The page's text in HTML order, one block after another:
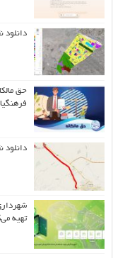
دانلود نقشه منطقه
حق
دانلود
تهیه